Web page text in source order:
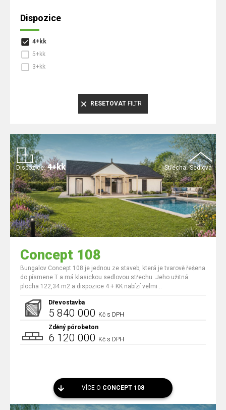
Dispozice
4+kk
5+kk
3+kk
RESETOVAT FILTR
Střecha: Sedlová
Dispozice: 4+kk
Concept 108
Bungalov Concept 108 je jednou ze staveb, která je tvarově řešena
do písmene T a má klasickou sedlovou střechu. Jeho užitná
plocha 122,34 m2 a dispozice 4 + KK nabízí velmi ..
Dřevostavba
5 840 000 Kč s DPH
Zděný pórobeton
6 120 000 Kč s DPH
VÍCE O CONCEPT 108